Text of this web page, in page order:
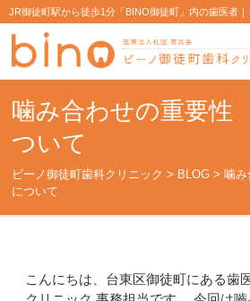
JR御徒町駅から徒歩1分「BINO御徒町」内の歯医者
噛み合わせの重要性
ついて
ビーノ御徒町歯科クリニック > BLOG >噛
について
こんにちは、台東区御徒町にある歯